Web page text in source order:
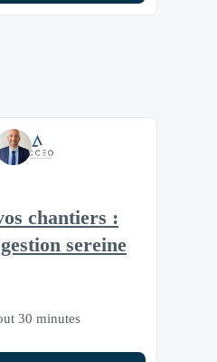
chantiers :
sereine
30 minutes